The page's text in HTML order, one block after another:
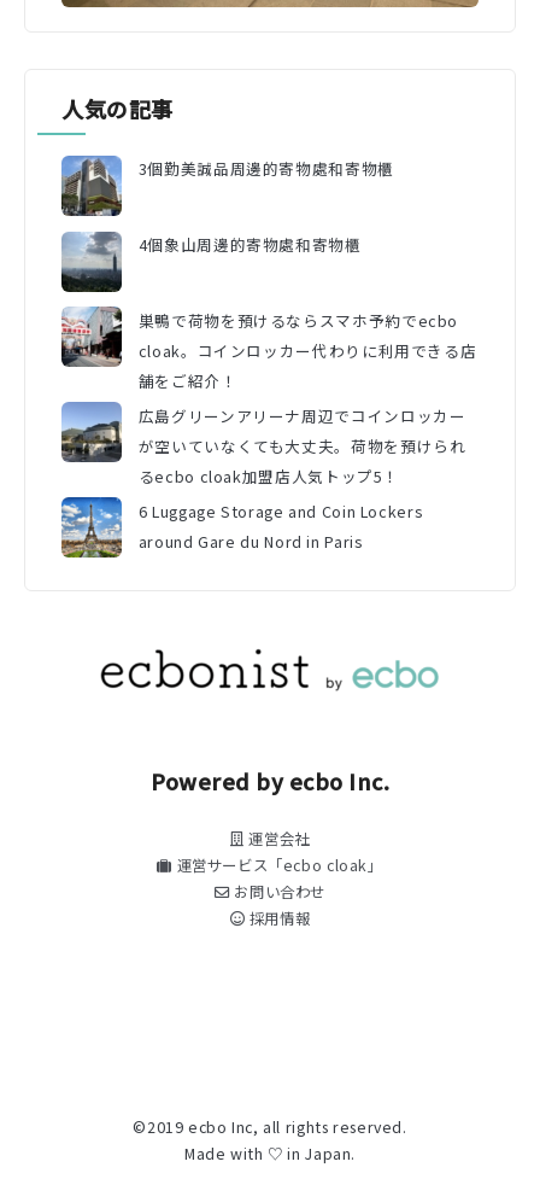
人気の記事
3個勤美誠品周邊的寄物處和寄物櫃
4個象山周邊的寄物處和寄物櫃
巣鴨で荷物を預けるならスマホ予約でecbo
cloak。コインロッカー代わりに利用できる店
舗をご紹介！
広島グリーンアリーナ周辺でコインロッカー
が空いていなくても大丈夫。荷物を預けられ
るecbo cloak加盟店人気トップ5！
6 Luggage Storage and Coin Lockers
around Gare du Nord in Paris
Powered by ecbo Inc.
運営会社
運営サービス「ecbo cloak」
お問い合わせ
採用情報
©2019 ecbo Inc, all rights reserved.
Made with ♡ in Japan.